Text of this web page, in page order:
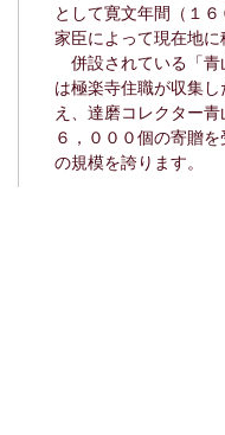
として寛文年間（１
家臣によって現在地に
併設されている「青
は極楽寺住職が収集
え、達磨コレクター
６，０００個の寄贈
の規模を誇ります。